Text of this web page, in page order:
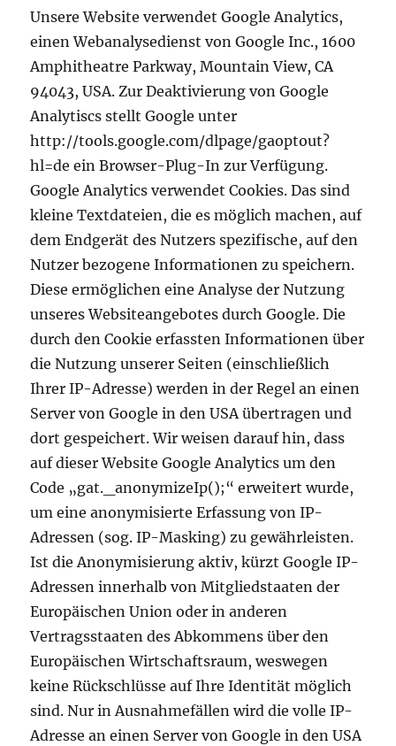
Unsere Website verwendet Google Analytics,
einen Webanalysedienst von Google Inc., 1600
Amphitheatre Parkway, Mountain View, CA
94043, USA. Zur Deaktivierung von Google
Analytiscs stellt Google unter
http://tools.google.com/dlpage/gaoptout?
hl=de ein Browser-Plug-In zur Verfügung.
Google Analytics verwendet Cookies. Das sind
kleine Textdateien, die es möglich machen, auf
dem Endgerät des Nutzers spezifische, auf den
Nutzer bezogene Informationen zu speichern.
Diese ermöglichen eine Analyse der Nutzung
unseres Websiteangebotes durch Google. Die
durch den Cookie erfassten Informationen über
die Nutzung unserer Seiten (einschließlich
Ihrer IP-Adresse) werden in der Regel an einen
Server von Google in den USA übertragen und
dort gespeichert. Wir weisen darauf hin, dass
auf dieser Website Google Analytics um den
Code „gat._anonymizeIp();“ erweitert wurde,
um eine anonymisierte Erfassung von IP-
Adressen (sog. IP-Masking) zu gewährleisten.
Ist die Anonymisierung aktiv, kürzt Google IP-
Adressen innerhalb von Mitgliedstaaten der
Europäischen Union oder in anderen
Vertragsstaaten des Abkommens über den
Europäischen Wirtschaftsraum, weswegen
keine Rückschlüsse auf Ihre Identität möglich
sind. Nur in Ausnahmefällen wird die volle IP-
Adresse an einen Server von Google in den USA